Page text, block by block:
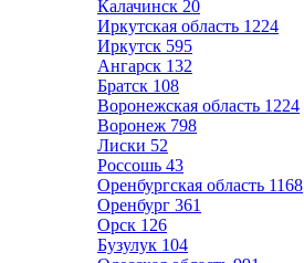
Калачинск 20
Иркутская область 1224
Иркутск 595
Ангарск 132
Братск 108
Воронежская область 1224
Воронеж 798
Лиски 52
Россошь 43
Оренбургская область 1168
Оренбург 361
Орск 126
Бузулук 104